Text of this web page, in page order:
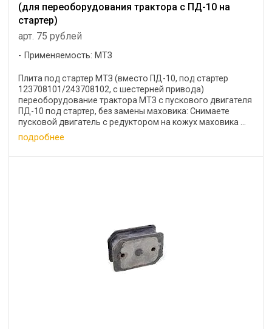
(для переоборудования трактора с ПД-10 на
стартер)
арт. 75 рублей
Применяемость: МТЗ
Плита под стартер МТЗ (вместо ПД-10, под стартер
123708101/243708102, с шестерней привода)
переоборудование трактора МТЗ с пускового двигателя
ПД-10 под стартер, без замены маховика: Снимаете
пусковой двигатель с редуктором на кожух маховика ...
подробнее